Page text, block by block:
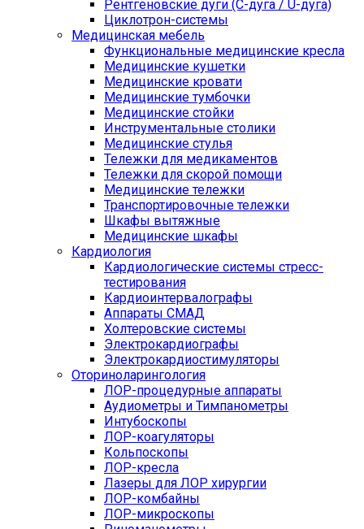
Рентгеновские дуги (С-дуга / U-дуга)
Циклотрон-системы
Медицинская мебель
Функциональные медицинские кресла
Медицинские кушетки
Медицинские кровати
Медицинские тумбочки
Медицинские стойки
Инструментальные столики
Медицинские стулья
Тележки для медикаментов
Тележки для скорой помощи
Медицинские тележки
Транспортировочные тележки
Шкафы вытяжные
Медицинские шкафы
Кардиология
Кардиологические системы стресс-
тестирования
Кардиоинтервалографы
Аппараты СМАД
Холтеровские системы
Электрокардиографы
Электрокардиостимуляторы
Оториноларингология
ЛОР-процедурные аппараты
Аудиометры и Тимпанометры
Интубоскопы
ЛОР-коагуляторы
Кольпоскопы
ЛОР-кресла
Лазеры для ЛОР хирургии
ЛОР-комбайны
ЛОР-микроскопы